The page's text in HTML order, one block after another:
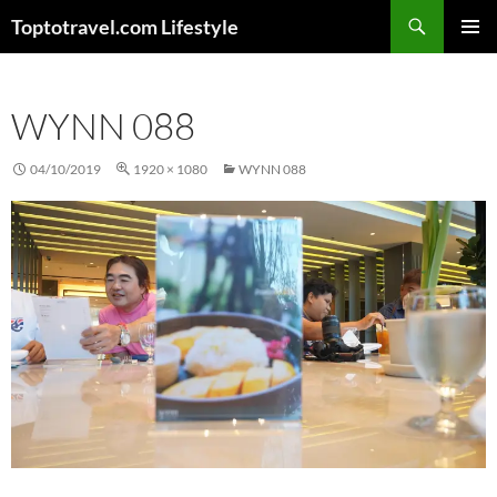
Toptotravel.com Lifestyle
WYNN 088
04/10/2019 1920 × 1080 WYNN 088